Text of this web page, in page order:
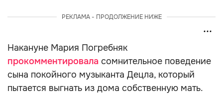
РЕКЛАМА - ПРОДОЛЖЕНИЕ НИЖЕ
Накануне Мария Погребняк
прокомментировала сомнительное поведение
сына покойного музыканта Децла, который
пытается выгнать из дома собственную мать.